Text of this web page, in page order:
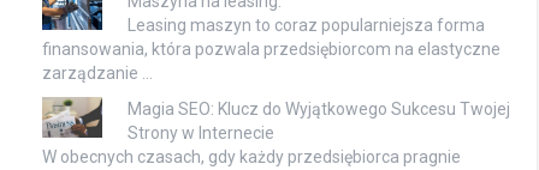
Leasing maszyn to coraz popularniejsza forma
finansowania, która pozwala przedsiębiorcom na elastyczne
zarządzanie …
Magia SEO: Klucz do Wyjątkowego Sukcesu Twojej
Strony w Internecie
W obecnych czasach, gdy każdy przedsiębiorca pragnie